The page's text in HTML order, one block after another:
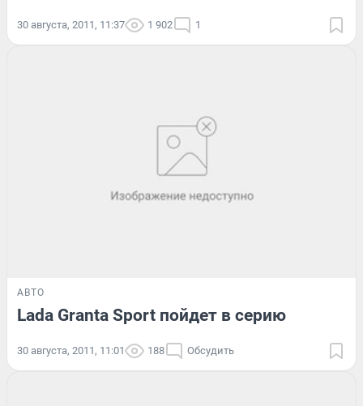
30 августа, 2011, 11:37 1 902 1
АВТО
Lada Granta Sport пойдет в серию
30 августа, 2011, 11:01 188 Обсудить